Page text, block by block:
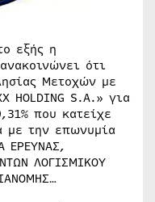
εξής η
ότι
Μετοχών με
HOLDING S.A.» για
που κατείχε
με την επωνυμία
ΕΡΕΥΝΑΣ,
ΛΟΓΙΣΜΙΚΟΥ